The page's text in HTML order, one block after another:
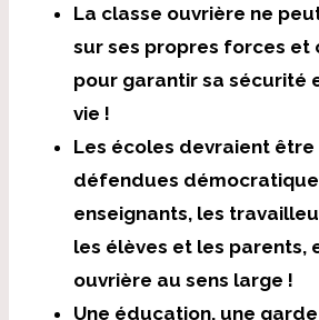
La classe ouvrière ne
sur ses propres forces et
pour garantir sa sécurité
vie !
Les écoles devraient
défendues
enseignants, les
les élèves et les parents,
ouvrière au sens large !
Une éducation, une